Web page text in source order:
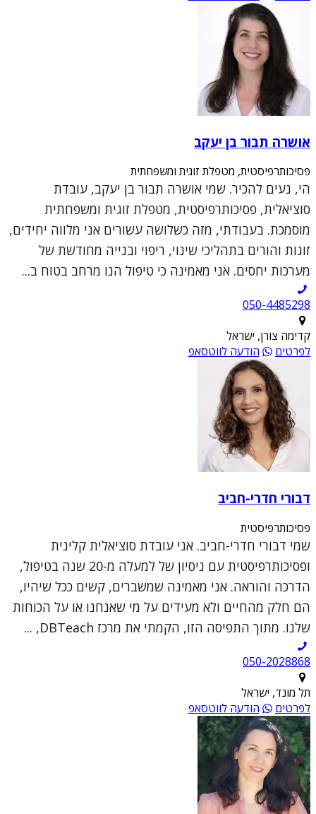
אושרה תבור בן יעקב
פסיכותרפיסטית, מטפלת זוגית ומשפחתית
הי, נעים להכיר. שמי אושרה תבור בן יעקב, עובדת
סוציאלית, פסיכותרפיסטית, מטפלת זוגית ומשפחתית
מוסמכת. בעבודתי, מזה כשלושה עשורים אני מלווה יחידים,
זוגות והורים בתהליכי שינוי, ריפוי ובנייה מחודשת של
מערכות יחסים. אני מאמינה כי טיפול הנו מרחב בטוח ב...
050-4485298
קדימה צורן, ישראל
לפרטים
הודעה לווטסאפ
דבורי חדרי-חביב
פסיכותרפיסטית
שמי דבורי חדרי-חביב. אני עובדת סוציאלית קלינית
ופסיכותרפיסטית עם ניסיון של למעלה מ-20 שנה בטיפול,
הדרכה והוראה. אני מאמינה שמשברים, קשים ככל שיהיו,
הם חלק מהחיים ולא מעידים על מי שאנחנו או על הכוחות
שלנו. מתוך התפיסה הזו, הקמתי את מרכז DBTeach, ...
050-2028868
תל מונד, ישראל
לפרטים
הודעה לווטסאפ